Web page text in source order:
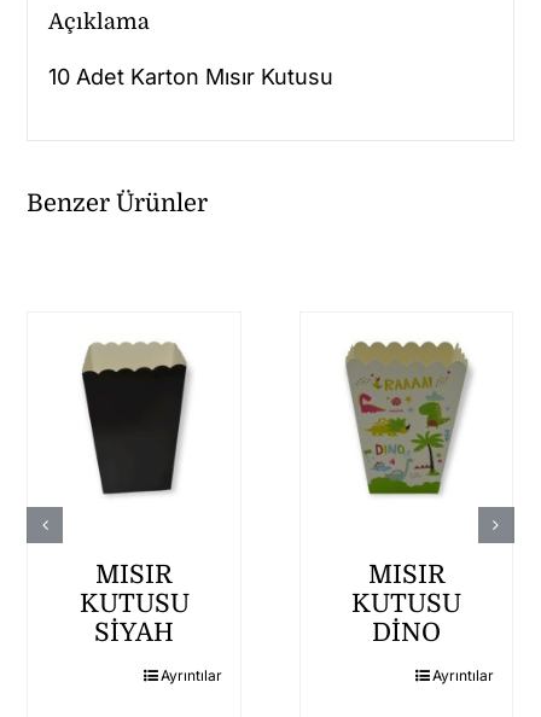
Açıklama
10 Adet Karton Mısır Kutusu
Benzer Ürünler
MISIR
KUTUSU
SİYAH
Ayrıntılar
MISIR
KUTUSU
DİNO
Ayrıntılar